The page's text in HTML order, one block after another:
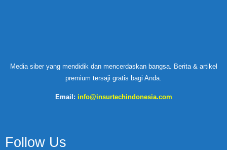
Media siber yang mendidik dan mencerdaskan bangsa. Berita & artikel
premium tersaji gratis bagi Anda.
Email: info@insurtechindonesia.com
Follow Us